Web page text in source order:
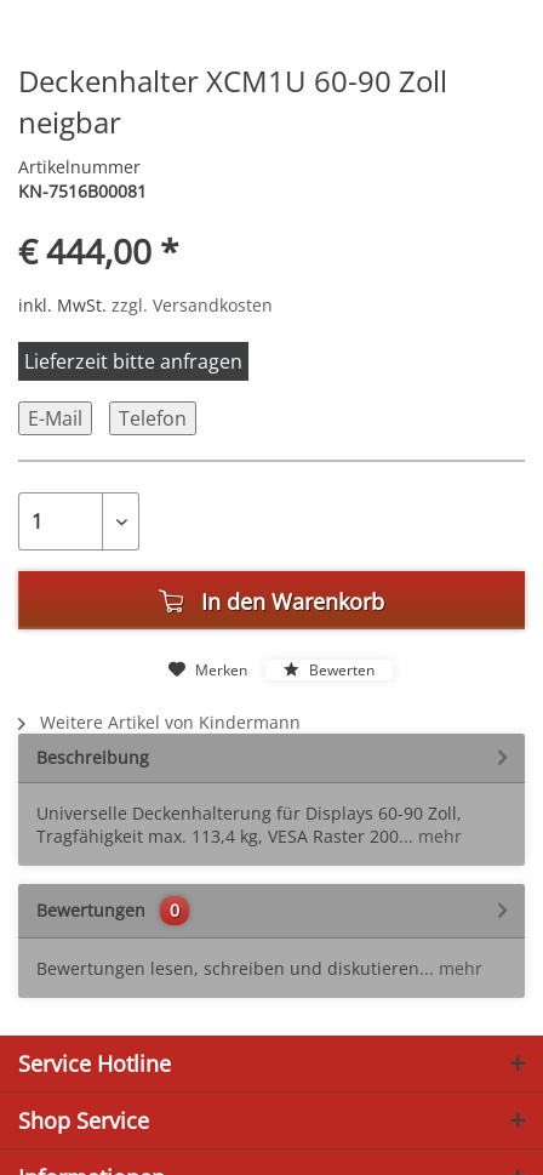
Deckenhalter XCM1U 60-90 Zoll
neigbar
Artikelnummer
KN-7516B00081
€ 444,00 *
inkl. MwSt. zzgl. Versandkosten
Lieferzeit bitte anfragen
E-Mail Telefon
In den Warenkorb
Merken Bewerten
Weitere Artikel von Kindermann
Beschreibung
Universelle Deckenhalterung für Displays 60-90 Zoll,
Tragfähigkeit max. 113,4 kg, VESA Raster 200... mehr
Bewertungen 0
Bewertungen lesen, schreiben und diskutieren... mehr
Service Hotline
Shop Service